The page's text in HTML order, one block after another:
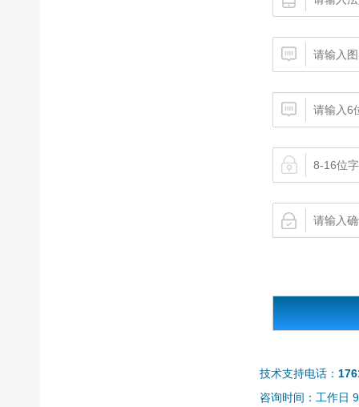
技术支持电话：
咨询时间：工作日